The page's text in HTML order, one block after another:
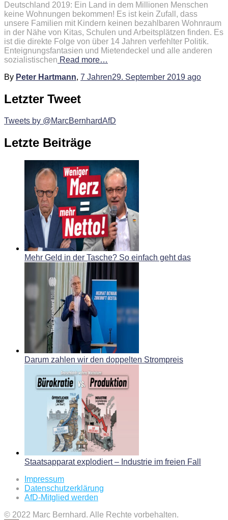
Deutschland 2019: Ein Land in dem Millionen Menschen
keine Wohnungen bekommen! Es ist kein Zufall, dass
unsere Familien mit Kindern keinen bezahlbaren Wohnraum
in der Nähe von Kitas, Schulen und Arbeitsplätzen finden. Es
ist die direkte Folge von über 14 Jahren verfehlter Politik.
Enteignungsfantasien und Mietendeckel und alle anderen
sozialistischen Read more…
By Peter Hartmann, 7 Jahren29. September 2019 ago
Letzter Tweet
Tweets by @MarcBernhardAfD
Letzte Beiträge
Mehr Geld in der Tasche? So einfach geht das
Darum zahlen wir den doppelten Strompreis
Staatsapparat explodiert – Industrie im freien Fall
Impressum
Datenschutzerklärung
AfD-Mitglied werden
© 2022 Marc Bernhard. Alle Rechte vorbehalten.